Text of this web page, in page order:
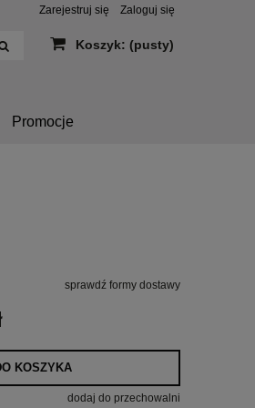
Zarejestruj się Zaloguj się
Koszyk: (pusty)
Promocje
sprawdź formy dostawy
KOSZYKA
dodaj do przechowalni